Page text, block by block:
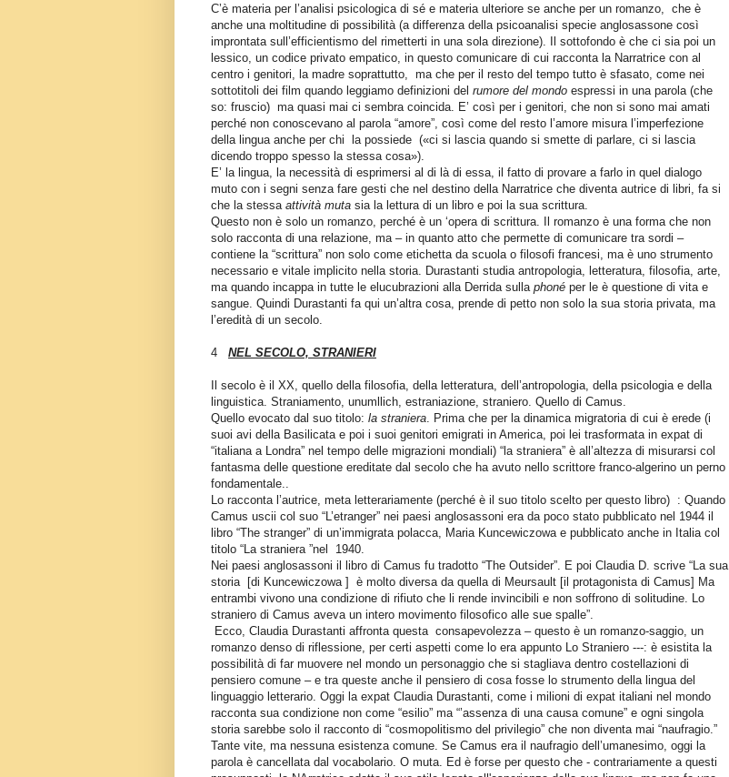
C’è materia per l’analisi psicologica di sé e materia ulteriore se anche per un romanzo,
che è
anche una moltitudine di possibilità (a differenza della psicoanalisi specie anglosassone così
improntata sull’efficientismo del rimetterti in una sola direzione). Il sottofondo è che ci sia poi un
lessico, un codice privato empatico, in questo comunicare di cui racconta la Narratrice con al
centro i genitori, la madre soprattutto,
ma che per il resto del tempo tutto è sfasato, come nei
sottotitoli dei film quando leggiamo definizioni del rumore del mondo espressi in una parola (che
so: fruscio) ma quasi mai ci sembra coincida. E’ così per i genitori, che non si sono mai amati
perché non conoscevano al parola “amore”, così come del resto l’amore misura l’imperfezione
della lingua anche per chi la possiede («ci si lascia quando si smette di parlare, ci si lascia
dicendo troppo spesso la stessa cosa»).
E’ la lingua, la necessità di esprimersi al di là di essa, il fatto di provare a farlo in quel dialogo
muto con i segni senza fare gesti che nel destino della Narratrice che diventa autrice di libri, fa si
che la stessa attività muta sia la lettura di un libro e poi la sua scrittura.
Questo non è solo un romanzo, perché è un ‘opera di scrittura. Il romanzo è una forma che non
solo racconta di una relazione, ma – in quanto atto che permette di comunicare tra sordi –
contiene la “scrittura” non solo come etichetta da scuola o filosofi francesi, ma è uno strumento
necessario e vitale implicito nella storia. Durastanti studia antropologia, letteratura, filosofia, arte,
ma quando incappa in tutte le elucubrazioni alla Derrida sulla phoné per le è questione di vita e
sangue. Quindi Durastanti fa qui un’altra cosa, prende di petto non solo la sua storia privata, ma
l’eredità di un secolo.
4 NEL SECOLO, STRANIERI
Il secolo è il XX, quello della filosofia, della letteratura, dell’antropologia, della psicologia e della
linguistica. Straniamento, unumllich, estraniazione, straniero. Quello di Camus.
Quello evocato dal suo titolo: la straniera . Prima che per la dinamica migratoria di cui è erede (i
suoi avi della Basilicata e poi i suoi genitori emigrati in America, poi lei trasformata in expat di
“italiana a Londra” nel tempo delle migrazioni mondiali) “la straniera” è all’altezza di misurarsi col
fantasma delle questione ereditate dal secolo che ha avuto nello scrittore franco-algerino un perno
fondamentale..
Lo racconta l’autrice, meta letterariamente (perché è il suo titolo scelto per questo libro) : Quando
Camus uscii col suo “L’etranger” nei paesi anglosassoni era da poco stato pubblicato nel 1944 il
libro “The stranger” di un’immigrata polacca, Maria Kuncewiczowa e pubblicato anche in Italia col
titolo “La straniera ”nel
1940.
Nei paesi anglosassoni il libro di Camus fu tradotto “The Outsider”. E poi Claudia D. scrive “La sua
storia [di Kuncewiczowa ] è molto diversa da quella di Meursault [il protagonista di Camus] Ma
entrambi vivono una condizione di rifiuto che li rende invincibili e non soffrono di solitudine. Lo
straniero di Camus aveva un intero movimento filosofico alle sue spalle”.
Ecco, Claudia Durastanti affronta questa consapevolezza – questo è un romanzo-saggio, un
romanzo denso di riflessione, per certi aspetti come lo era appunto Lo Straniero ---: è esistita la
possibilità di far muovere nel mondo un personaggio che si stagliava dentro costellazioni di
pensiero comune – e tra queste anche il pensiero di cosa fosse lo strumento della lingua del
linguaggio letterario. Oggi la expat Claudia Durastanti, come i milioni di expat italiani nel mondo
racconta sua condizione non come “esilio” ma “’assenza di una causa comune” e ogni singola
storia sarebbe solo il racconto di “cosmopolitismo del privilegio” che non diventa mai “naufragio.”
Tante vite, ma nessuna esistenza comune. Se Camus era il naufragio dell’umanesimo, oggi la
parola è cancellata dal vocabolario. O muta. Ed è forse per questo che - contrariamente a questi